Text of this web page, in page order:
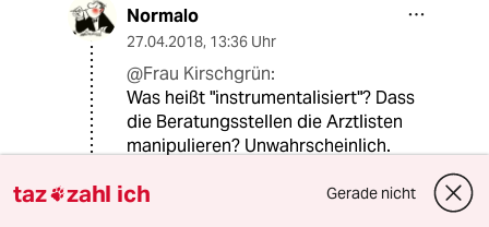
Normalo
27.04.2018, 13:36 Uhr
@Frau Kirschgrün:
Was heißt "instrumentalisiert"? Dass
die Beratungsstellen die Arztlisten
manipulieren? Unwahrscheinlich.
Es geht hier nicht um allgemeine
taz zahl ich Gerade nicht